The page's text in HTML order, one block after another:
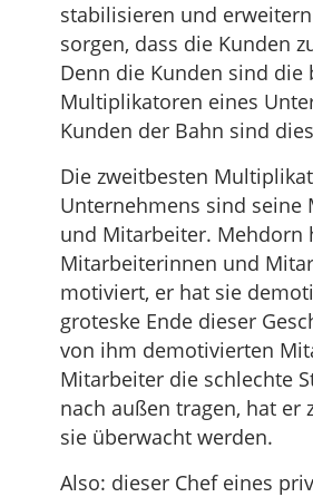
stabilisieren und
sorgen, dass die Kunden
Denn die Kunden sind die
Multiplikatoren eines
Kunden der Bahn sind
Die zweitbesten
Unternehmens sind seine
und Mitarbeiter. Mehdorn
Mitarbeiterinnen und
motiviert, er hat sie
groteske Ende dieser
von ihm demotivierten
Mitarbeiter die schlechte
nach außen tragen, hat er
sie überwacht werden.
Also: dieser Chef eines